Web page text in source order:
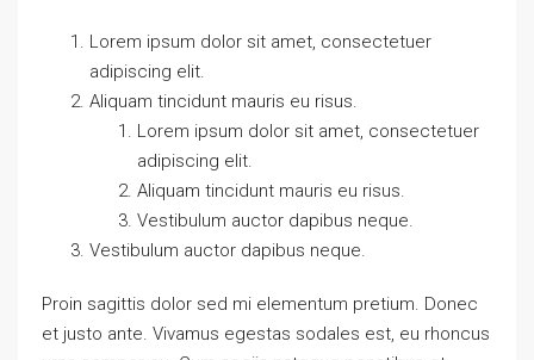
Lorem ipsum dolor sit amet, consectetuer
adipiscing elit.
Aliquam tincidunt mauris eu risus.
Lorem ipsum dolor sit amet, consectetuer
adipiscing elit.
Aliquam tincidunt mauris eu risus.
Vestibulum auctor dapibus neque.
Vestibulum auctor dapibus neque.
Proin sagittis dolor sed mi elementum pretium. Donec
et justo ante. Vivamus egestas sodales est, eu rhoncus